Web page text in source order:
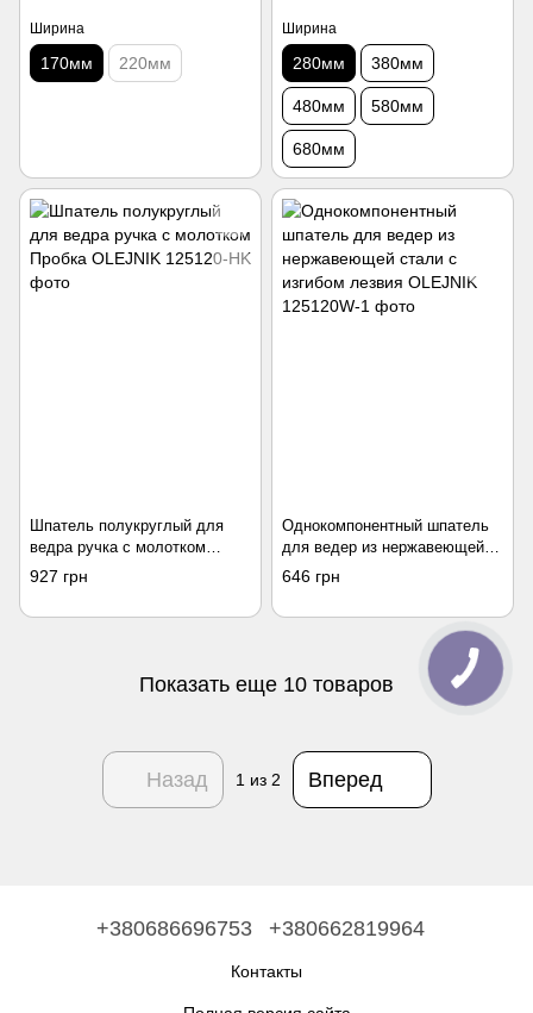
Ширина
170мм 220мм
Ширина
280мм 380мм
480мм 580мм
680мм
Шпатель полукруглый для
ведра ручка с молотком
Пробка OLEJNIK
927 грн
Однокомпонентный шпатель
для ведер из нержавеющей
стали с изгибом лезвия
OLEJNIK
646 грн
Показать еще 10 товаров
Назад 1из 2 Вперед
+380686696753 +380662819964
Контакты